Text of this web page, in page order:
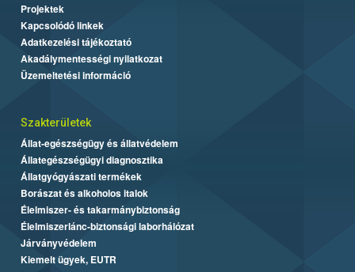
Projektek
Kapcsolódó linkek
Adatkezelési tájékoztató
Akadálymentességi nyilatkozat
Üzemeltetési információ
Szakterületek
Állat-egészségügy és állatvédelem
Állategészségügyi diagnosztika
Állatgyógyászati termékek
Borászat és alkoholos italok
Élelmiszer- és takarmánybiztonság
Élelmiszerlánc-biztonsági laborhálózat
Járványvédelem
Kiemelt ügyek, EUTR